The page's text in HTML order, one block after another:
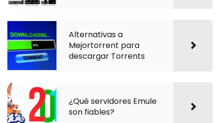
Alternativas a
Mejortorrent para
descargar Torrents
¿Qué servidores Emule
son fiables?